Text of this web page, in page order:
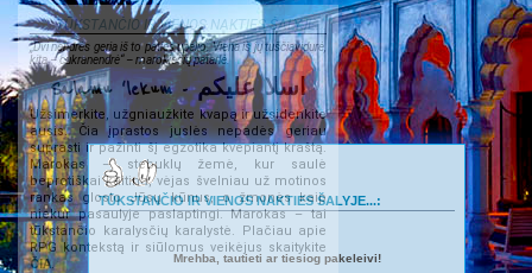
TŪKSTANČIO IR VIENOS NAKTIES ŠALYJE...
„Dvi nendrės geria iš to paties upelio. Viena iš jų tuščiavidurė,
kita – cukranendrė“ – marokiečių patarlė.
Salamu 'lekum - اسلا عليكم
Užsimerkite, užgniaužkite kvapą ir užsidenkite
ausis. Čia įprastos juslės nepadės geriau
suprasti ir pažinti šį egzotika kvepiantį kraštą.
Marokas – stebuklų žemė, kur saulė
beprotiškai kaitina, vėjas švelniau už motinos
rankas glosto Jūsų kūnus, o žmonės kaip
niekur pasaulyje paslaptingi. Marokas – tai
tūkstančio karalysčių karalystė. Plačiau apie
RPG kontekstą ir siūlomus veikėjus skaitykite
ČIA.
TŪKSTANČIO IR VIENOS NAKTIES ŠALYJE...:
Mrehba, tautieti ar tiesiog pakeleivi!